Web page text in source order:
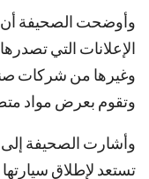
وأوضحت الصحيفة أن
الإعلانات التي
وغيرها من شركات
وتقوم بعرض مواد
وأشارت الصحيفة
تستعد لإطلاق